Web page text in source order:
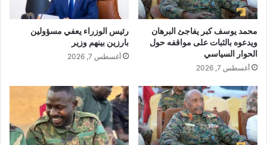
محمد يوسف كبر يفاجئ البرهان
ويدعوه بالثبات على مواقفه حول
الحوار السياسي
أغسطس 7, 2026
رئيس الوزراء يعفي مسؤولين
بارزين بينهم وزير
أغسطس 7, 2026